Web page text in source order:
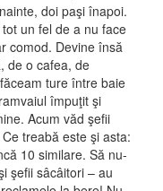
doi paşi înapoi.
un fel de a nu face
comod. Devine însă
de o cafea, de
ture între baie
împuţit şi
Acum văd şefii
treabă este şi asta:
10 similare. Să nu-
şefii sâcâitori – au